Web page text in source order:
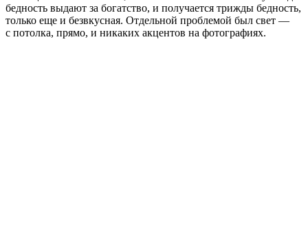
бедность выдают за богатство, и получается трижды бедность,
только еще и безвкусная. Отдельной проблемой был свет —
с потолка, прямо, и никаких акцентов на фотографиях.